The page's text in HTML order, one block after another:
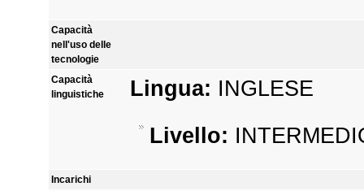
Capacità
nell'uso delle
tecnologie
Capacità
linguistiche
Lingua: INGLESE
Livello:
Incarichi